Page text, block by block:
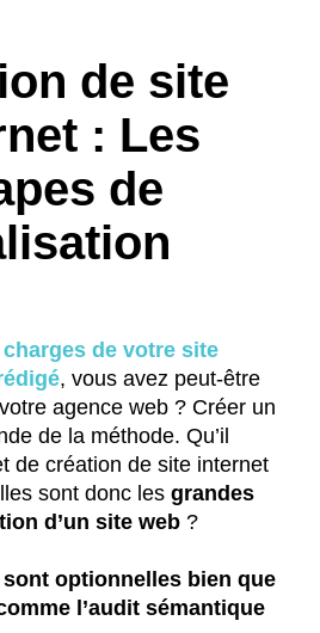
de site
: Les
de
de votre site
, vous avez peut-être
agence web ? Créer un
de la méthode. Qu’il
de création de site internet
sont donc les grandes
d’un site web?
optionnelles bien que
l’audit sémantique